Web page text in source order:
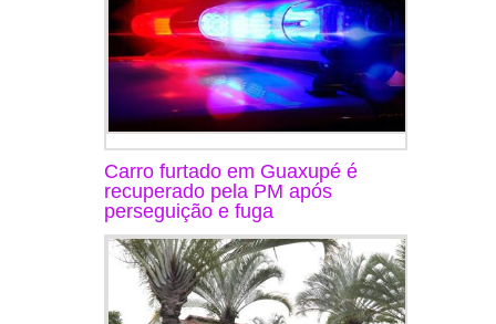
Carro furtado em Guaxupé é
recuperado pela PM após
perseguição e fuga